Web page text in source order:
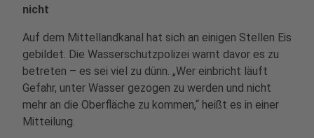
nicht
Auf dem Mittellandkanal hat sich an einigen Stellen Eis
gebildet. Die Wasserschutzpolizei warnt davor es zu
betreten – es sei viel zu dünn. „Wer einbricht läuft
Gefahr, unter Wasser gezogen zu werden und nicht
mehr an die Oberfläche zu kommen,“ heißt es in einer
Mitteilung.